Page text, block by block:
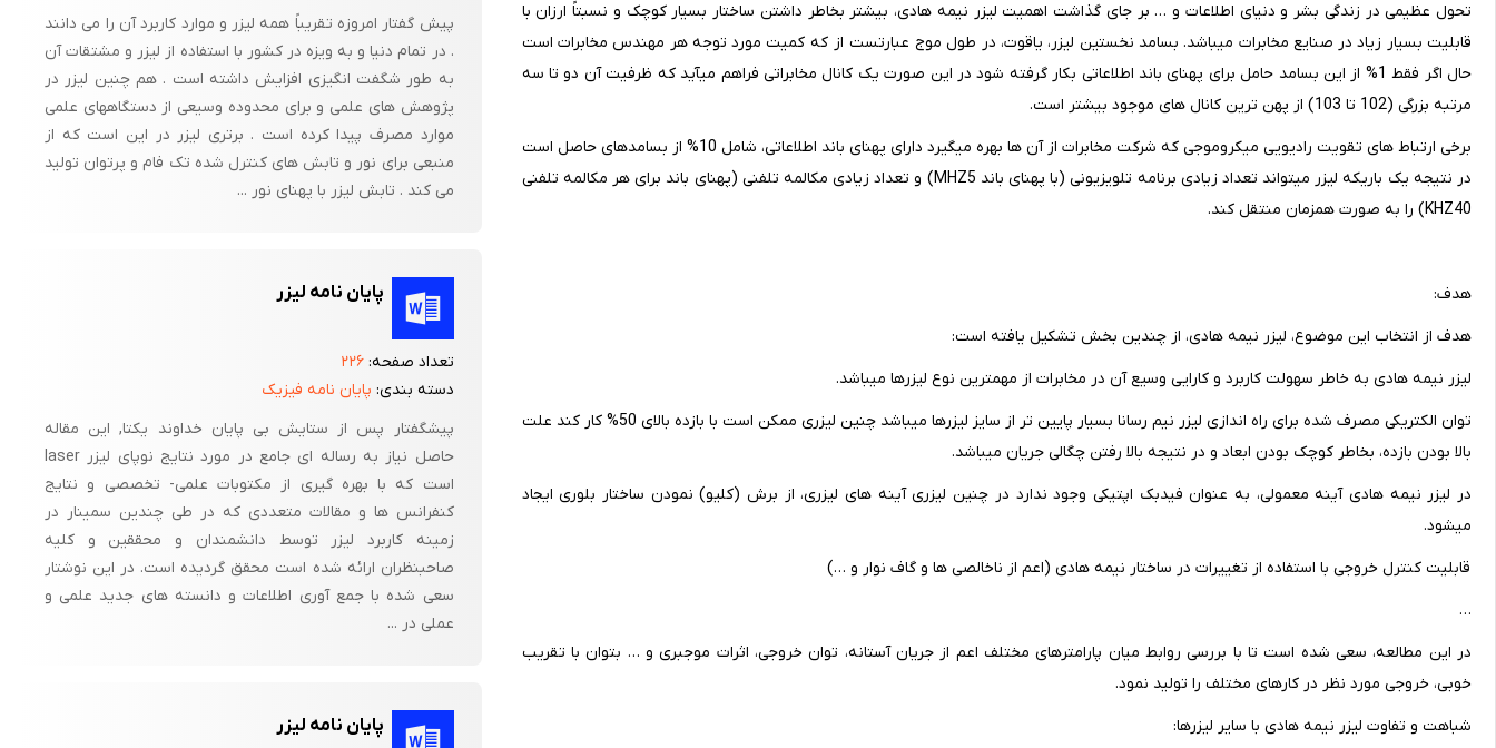
تحول عظیمی در زندگی بشر و دنیای اطلاعات و … بر جای گذاشت اهمیت لیزر نیمه هادی، بیشتر بخاطر داشتن ساختار بسیار کوچک و نسبتاً ارزان با
قابلیت بسیار زیاد در صنایع مخابرات می‎باشد. بسامد نخستین لیزر، یاقوت، در طول موج عبارتست از که کمیت مورد توجه هر مهندس مخابرات است
حال اگر فقط 1% از این بسامد حامل برای پهنای باند اطلاعاتی بکار گرفته شود در این صورت یک کانال مخابراتی فراهم می‎آید که ظرفیت آن دو تا سه
مرتبه بزرگی (102 تا 103) از پهن ترین کانال های موجود بیشتر است.
برخی ارتباط های تقویت رادیویی میکروموجی که شرکت مخابرات از آن ها بهره می‎گیرد دارای پهنای باند اطلاعاتی، شامل 10% از بسامدهای حاصل است
در نتیجه یک باریکه لیزر می‎تواند تعداد زیادی برنامه تلویزیونی (با پهنای باند MHZ5) و تعداد زیادی مکالمه تلفنی (پهنای باند برای هر مکالمه تلفنی
KHZ40) را به صورت همزمان منتقل کند.
هدف:
هدف از انتخاب این موضوع، لیزر نیمه هادی، از چندین بخش تشکیل یافته است:
لیزر نیمه هادی به خاطر سهولت کاربرد و کارایی وسیع آن در مخابرات از مهمترین نوع لیزرها می‎باشد.
توان الکتریکی مصرف شده برای راه اندازی لیزر نیم رسانا بسیار پایین تر از سایز لیزرها می‎باشد چنین لیزری ممکن است با بازده بالای 50% کار کند علت
بالا بودن بازده، بخاطر کوچک بودن ابعاد و در نتیجه بالا رفتن چگالی جریان می‎باشد.
در لیزر نیمه هادی آینه معمولی، به عنوان فیدبک اپتیکی وجود ندارد در چنین لیزری آینه های لیزری، از برش (کلیو) نمودن ساختار بلوری ایجاد
می‎شود.
قابلیت کنترل خروجی با استفاده از تغییرات در ساختار نیمه هادی (اعم از ناخالصی ها و گاف نوار و …)
…
در این مطالعه، سعی شده است تا با بررسی روابط میان پارامترهای مختلف اعم از جریان آستانه، توان خروجی، اثرات موجبری و … بتوان با تقریب
خوبی، خروجی مورد نظر در کارهای مختلف را تولید نمود.
شباهت و تفاوت لیزر نیمه هادی با سایر لیزرها:
پیش گفتار امروزه تقریباً همه لیزر و موارد کاربرد آن را می دانند
. در تمام دنیا و به ویزه در کشور با استفاده از لیزر و مشتقات آن
به طور شگفت انگیزی افزایش داشته است . هم چنین لیزر در
پژوهش های علمی و برای محدوده وسیعی از دستگاههای علمی
موارد مصرف پیدا کرده است . برتری لیزر در این است که از
منبعی برای نور و تابش های کنترل شده تک فام و پرتوان تولید
می کند . تابش لیزر با پهنای نور ...
پایان نامه لیزر
تعداد صفحه:۲۲۶
دسته بندی: پایان نامه فیزیک
پیشگفتار پس از ستایش بی پایان خداوند یکتا, این مقاله
حاصل نیاز به رساله ای جامع در مورد نتایج نوپای لیزر laser
است که با بهره گیری از مکتوبات علمی- تخصصی و نتایج
کنفرانس ها و مقالات متعددی که در طی چندین سمینار در
زمینه کاربرد لیزر توسط دانشمندان و محققین و کلیه
صاحبنظران ارائه شده است محقق گردیده است. در این نوشتار
سعی شده با جمع آوری اطلاعات و دانسته های جدید علمی و
عملی در ...
پایان نامه لیزر